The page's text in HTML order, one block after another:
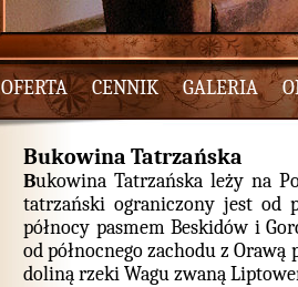
OFERTA CENNIK GALERIA
Bukowina Tatrzańska
Bukowina Tatrzańska leży na
tatrzański ograniczony jest od
północy pasmem Beskidów i
od północnego zachodu z
doliną rzeki Wagu zwaną